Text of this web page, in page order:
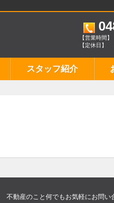
【営業時間】
【定休日】
スタッフ紹介
不動産のこと何でもお気軽にお問い